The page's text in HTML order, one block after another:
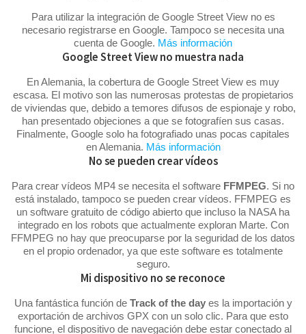
Para utilizar la integración de Google Street View no es
necesario registrarse en Google. Tampoco se necesita una
cuenta de Google. Más información
Google Street View no muestra nada
En Alemania, la cobertura de Google Street View es muy
escasa. El motivo son las numerosas protestas de propietarios
de viviendas que, debido a temores difusos de espionaje y robo,
han presentado objeciones a que se fotografíen sus casas.
Finalmente, Google solo ha fotografiado unas pocas capitales
en Alemania. Más información
No se pueden crear vídeos
Para crear vídeos MP4 se necesita el software FFMPEG. Si no
está instalado, tampoco se pueden crear vídeos. FFMPEG es
un software gratuito de código abierto que incluso la NASA ha
integrado en los robots que actualmente exploran Marte. Con
FFMPEG no hay que preocuparse por la seguridad de los datos
en el propio ordenador, ya que este software es totalmente
seguro.
Mi dispositivo no se reconoce
Una fantástica función de Track of the dayes la importación y
exportación de archivos GPX con un solo clic. Para que esto
funcione, el dispositivo de navegación debe estar conectado al